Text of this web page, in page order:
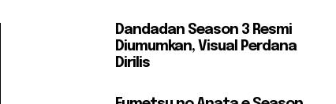
Dandadan Season 3 Resmi
Diumumkan, Visual Perdana
Dirilis